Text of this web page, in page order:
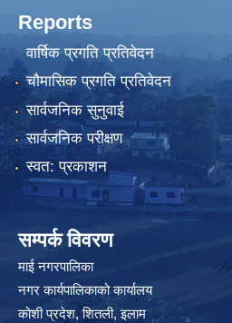
Reports
वार्षिक प्रगति प्रतिवेदन
चौमासिक प्रगति प्रतिवेदन
सार्वजनिक सुनुवाई
सार्वजनिक परीक्षण
स्वत: प्रकाशन
सम्पर्क विवरण
माई नगरपालिका
नगर कार्यपालिकाको कार्यालय
कोशी प्रदेश, शितली, इलाम